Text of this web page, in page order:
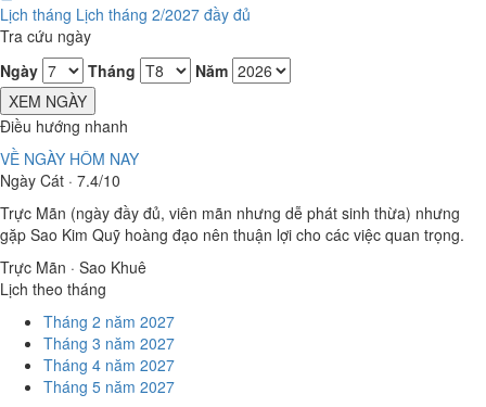
Lịch tháng Lịch tháng 2/2027 đầy đủ
Tra cứu ngày
Ngày
Tháng
Năm
XEM NGÀY
Điều hướng nhanh
VỀ NGÀY HÔM NAY
Ngày Cát · 7.4/10
Trực Mãn (ngày đầy đủ, viên mãn nhưng dễ phát sinh thừa) nhưng
gặp Sao Kim Quỹ hoàng đạo nên thuận lợi cho các việc quan trọng.
Trực Mãn · Sao Khuê
Lịch theo tháng
Tháng 2 năm 2027
Tháng 3 năm 2027
Tháng 4 năm 2027
Tháng 5 năm 2027